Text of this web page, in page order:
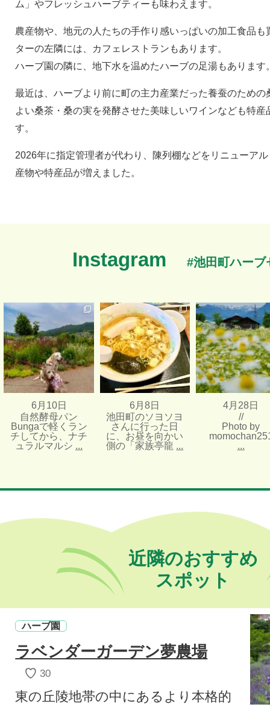
ム」やフレッシュハーブティーも味わえます。
農産物や、地元の人たちの手作り感いっぱいの加工食品も
ターの左隣には、カフェレストランもあります。
ハーブ園の隣に、地下水を温めたハーブの足湯もあります
最近は、ハーブより前に町の主力産業だった養蚕のための
よい桑茶・桑の実を発酵させた美味しいワインなども特
す。
2026年に指定管理者が代わり、陳列棚などをリニューア
産物や特産品が増えました。
Instagram #池田町ハーブ
自然酵母パンBungaで軽く
ランチしてから、ナチュラ
ルマルシ...
6月 10 日
38 2
6月10日
自然酵母パン
Bungaで軽くラン
チしてから、ナチ
ュラルマルシ ...
池田町のソヨソヨさんに行
った日に、お昼を向かい側
の「家族亭龍...
6月 8 日
11 0
6月8日
池田町のソヨソヨ
さんに行った日
に、お昼を向かい
側の「家族亭龍 ...
//
Photo by
...
4月 28 日
6329
4月28日
//
Photo by
...
近隣のおすすめ
スポット
ハーブ園
ラベンダーガーデン夢農場
♡ 30
東の丘陵地帯の中にあるより本格的